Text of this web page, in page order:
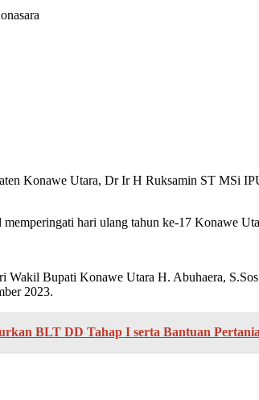
Utara, Dr Ir H Ruksamin ST MSi IPU
hari ulang tahun ke-17 Konawe
Wakil Bupati Konawe Utara H. Abuhaera,
2023.
BLT DD Tahap I serta Bantuan